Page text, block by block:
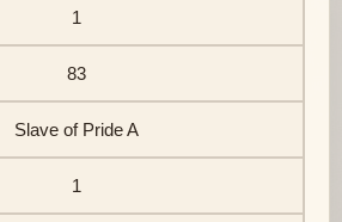
1
83
Slave of Pride A
1